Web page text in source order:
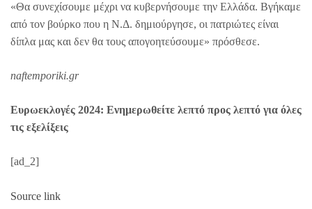
«Θα συνεχίσουμε μέχρι να κυβερνήσουμε την Ελλάδα. Βγήκαμε
από τον βούρκο που η Ν.Δ. δημιούργησε, οι πατριώτες είναι
δίπλα μας και δεν θα τους απογοητεύσουμε» πρόσθεσε.
naftemporiki.gr
Ευρωεκλογές 2024: Ενημερωθείτε λεπτό προς λεπτό για όλες
τις εξελίξεις
[ad_2]
Source link